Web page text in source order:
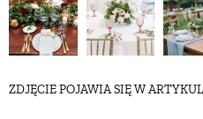
ZDJĘCIE POJAWIA SIĘ W